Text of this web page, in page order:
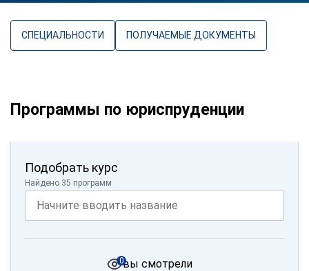
СПЕЦИАЛЬНОСТИ ПОЛУЧАЕМЫЕ ДОКУМЕНТЫ
Программы по юриспруденции
Подобрать курс
Найдено 35 программ
вы смотрели
0